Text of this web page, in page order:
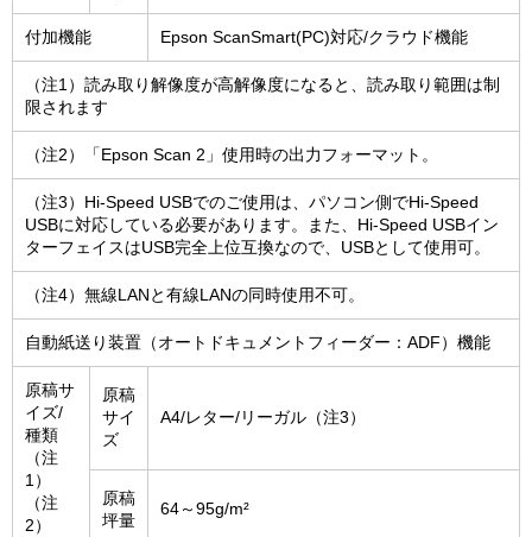
付加機能 Epson ScanSmart(PC)対応/クラウド機能
（注1）読み取り解像度が高解像度になると、読み取り範囲は制
限されます
（注2）「Epson Scan 2」使用時の出力フォーマット。
（注3）Hi-Speed USBでのご使用は、パソコン側でHi-Speed
USBに対応している必要があります。また、Hi-Speed USBイン
ターフェイスはUSB完全上位互換なので、USBとして使用可。
（注4）無線LANと有線LANの同時使用不可。
自動紙送り装置（オートドキュメントフィーダー：ADF）機能
原稿サ
イズ/
種類
（注
1）
（注
2）
原稿
サイ
ズ
A4/レター/リーガル（注3）
原稿
坪量
64～95g/m²